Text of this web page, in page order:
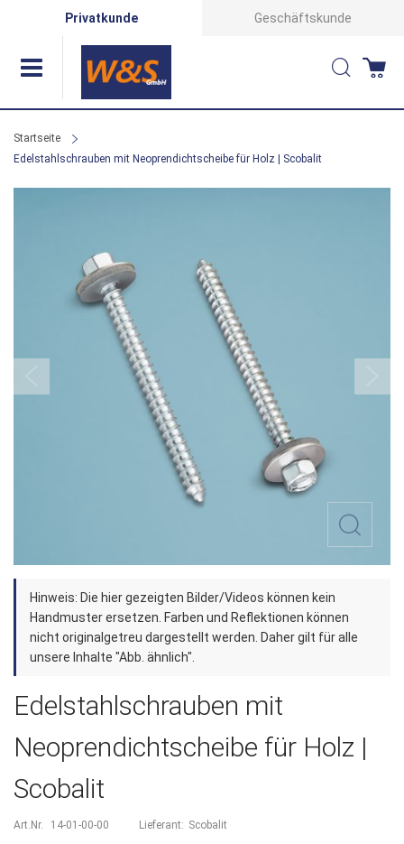
Privatkunde Geschäftskunde
Suche
Startseite
Edelstahlschrauben mit Neoprendichtscheibe für Holz | Scobalit
Bildergalerie
Zum
Anfang
der
Bildergalerie
Hinweis: Die hier gezeigten Bilder/Videos können kein
Handmuster ersetzen. Farben und Reflektionen können
nicht originalgetreu dargestellt werden. Daher gilt für alle
unsere Inhalte "Abb. ähnlich".
Edelstahlschrauben mit
Neoprendichtscheibe für Holz |
Scobalit
Art.Nr. 14-01-00-00 Lieferant: Scobalit